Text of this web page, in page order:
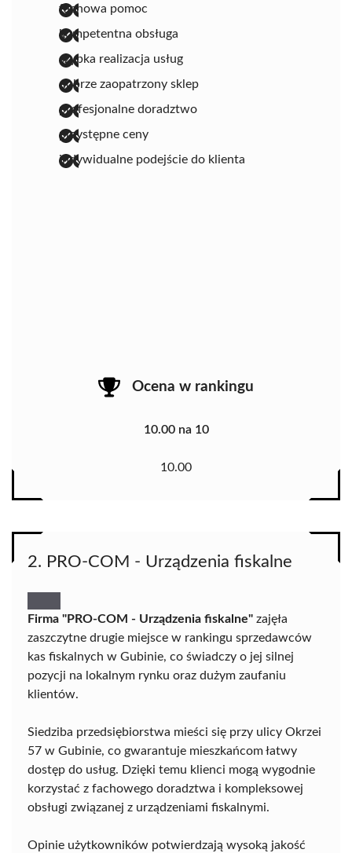
fachowa pomoc
kompetentna obsługa
szybka realizacja usług
dobrze zaopatrzony sklep
profesjonalne doradztwo
przystępne ceny
indywidualne podejście do klienta
Ocena w rankingu
10.00 na 10
10.00
2. PRO-COM - Urządzenia fiskalne
Firma "PRO-COM - Urządzenia fiskalne" zajęła
zaszczytne drugie miejsce w rankingu sprzedawców
kas fiskalnych w Gubinie, co świadczy o jej silnej
pozycji na lokalnym rynku oraz dużym zaufaniu
klientów.
Siedziba przedsiębiorstwa mieści się przy ulicy Okrzei
57 w Gubinie, co gwarantuje mieszkańcom łatwy
dostęp do usług. Dzięki temu klienci mogą wygodnie
korzystać z fachowego doradztwa i kompleksowej
obsługi związanej z urządzeniami fiskalnymi.
Opinie użytkowników potwierdzają wysoką jakość